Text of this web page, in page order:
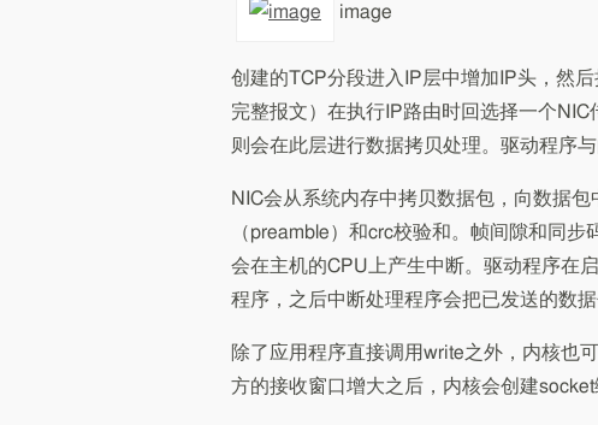
image
创建的TCP分段进入IP层中增加IP头，然
完整报文）在执行IP路由时回选择一个
则会在此层进行数据拷贝处理。驱动程序
NIC会从系统内存中拷贝数据包，向数据
（preamble）和crc校验和。帧间隙和同
会在主机的CPU上产生中断。驱动程序在
程序，之后中断处理程序会把已发送的数据
除了应用程序直接调用write之外，内核也
方的接收窗口增大之后，内核会创建